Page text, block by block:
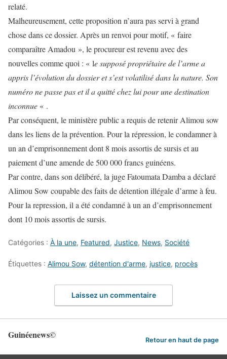
relaté.
Malheureusement, cette proposition n’aura pas servi à grand
chose dans ce dossier. Après un renvoi pour motif, « faire
comparaître Amadou », le procureur est revenu avec des
nouvelles comme quoi : « le supposé propriétaire de l’arme a
appris l’évolution du dossier et s’est volatilisé dans la nature. Son
numéro ne passe pas et il a quitté chez lui pour une destination
inconnue « .
Par conséquent, le ministère public a requis de retenir Alimou sow
dans les liens de la prévention. Pour la répression, le condamner à
un an d’emprisonnement dont 8 mois assortis de sursis et au
paiement d’une amende de 500 000 francs guinéens.
Par contre, dans son délibéré, la juge Fatoumata Damba a déclaré
Alimou Sow coupable des faits de détention illégale d’arme à feu.
Pour la repression, il a été condamné à un an d’emprisonnement
dont 10 mois assortis de sursis.
Catégories : À la une, Featured, Justice, News, Société
Étiquettes : Alimou Sow, détention d'arme, justice, procès
Laissez un commentaire
Guinéenews© Retour en haut de page